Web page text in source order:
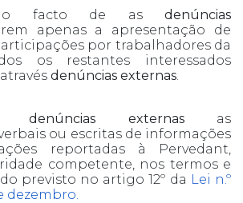
ao facto de as denúncias
apenas a apresentação de
por trabalhadores da
os restantes interessados
denúncias externas.
sedenúncias externas as
ou escritas de informações
reportadas à Pervedant,
competente, nos termos e
previsto no artigo 12º da Lei n.º
dezembro.